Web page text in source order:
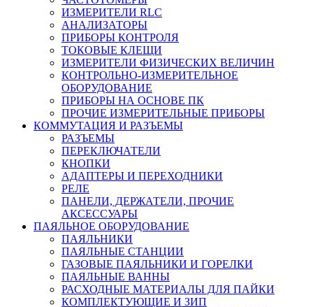
ИЗМЕРИТЕЛИ RLC
АНАЛИЗАТОРЫ
ПРИБОРЫ КОНТРОЛЯ
ТОКОВЫЕ КЛЕЩИ
ИЗМЕРИТЕЛИ ФИЗИЧЕСКИХ ВЕЛИЧИН
КОНТРОЛЬНО-ИЗМЕРИТЕЛЬНОЕ
ОБОРУДОВАНИЕ
ПРИБОРЫ НА ОСНОВЕ ПК
ПРОЧИЕ ИЗМЕРИТЕЛЬНЫЕ ПРИБОРЫ
КОММУТАЦИЯ И РАЗЪЕМЫ
РАЗЪЕМЫ
ПЕРЕКЛЮЧАТЕЛИ
КНОПКИ
АДАПТЕРЫ И ПЕРЕХОДНИКИ
РЕЛЕ
ПАНЕЛИ, ДЕРЖАТЕЛИ, ПРОЧИЕ
АКСЕССУАРЫ
ПАЯЛЬНОЕ ОБОРУДОВАНИЕ
ПАЯЛЬНИКИ
ПАЯЛЬНЫЕ СТАНЦИИ
ГАЗОВЫЕ ПАЯЛЬНИКИ И ГОРЕЛКИ
ПАЯЛЬНЫЕ ВАННЫ
РАСХОДНЫЕ МАТЕРИАЛЫ ДЛЯ ПАЙКИ
КОМПЛЕКТУЮЩИЕ И ЗИП